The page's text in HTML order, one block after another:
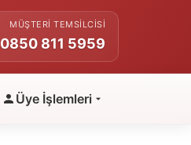
MÜŞTERI TEMSILCISI
0850 811 5959
Üye İşlemleri